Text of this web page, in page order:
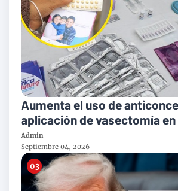
Aumenta el uso de
aplicación de vasectomía en
Admin
Septiembre 04, 2026